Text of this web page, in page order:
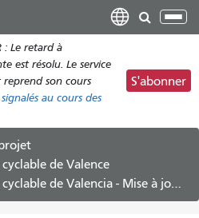
contenu
principal
: Le retard à
est résolu. Le service
reprend son cours
au cours des
S'abonner
de Valence
et prochaine réunion du conseil d'administration de la SFMTA le 4 décembre